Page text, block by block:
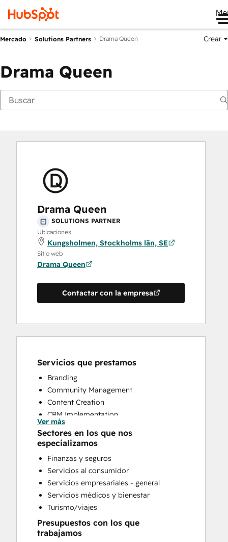
Mercado Solutions Partners Drama Queen Crear
Drama Queen
Drama Queen
SOLUTIONS PARTNER
Ubicaciones
Kungsholmen, Stockholms län, SE
Sitio web
Drama Queen
Contactar con la empresa
Servicios que prestamos
Branding
Community Management
Content Creation
CRM Implementation
Customer Marketing
Email Marketing
Paid Advertising
Programmable Automation
Sales and Marketing Alignment
Sales Coaching and Training
Sales Enablement
Search Engine Optimization
Social Media
Video Production
Ver más
Sectores en los que nos
especializamos
Finanzas y seguros
Servicios al consumidor
Servicios empresariales - general
Servicios médicos y bienestar
Turismo/viajes
Presupuestos con los que
trabajamos